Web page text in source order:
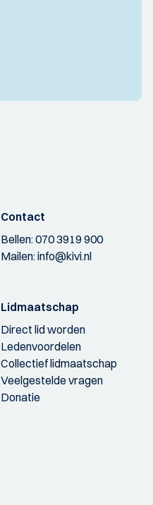
Contact
Bellen:070 3919 900
Mailen:info@kivi.nl
Lidmaatschap
Direct lid worden
Ledenvoordelen
Collectief lidmaatschap
Veelgestelde vragen
Donatie